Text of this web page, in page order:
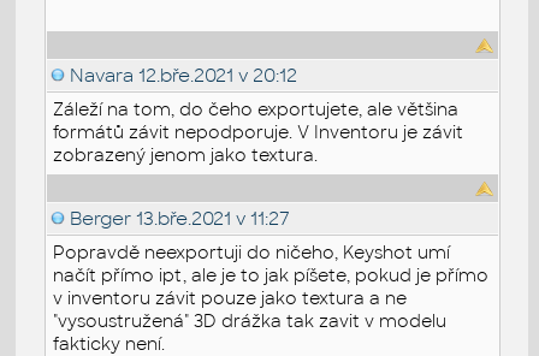
Navara 12.bře.2021 v 20:12
Záleží na tom, do čeho exportujete, ale většina
formátů závit nepodporuje. V Inventoru je závit
zobrazený jenom jako textura.
Berger 13.bře.2021 v 11:27
Popravdě neexportuji do ničeho, Keyshot umí
načít přímo ipt, ale je to jak píšete, pokud je přímo
v inventoru závit pouze jako textura a ne
"vysoustružená" 3D drážka tak zavit v modelu
fakticky není.